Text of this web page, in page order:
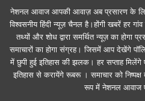
नेशनल आवाज आपकी आवाज़ अब प्रसारण के
विश्वसनीय हिंदी न्यूज़ चैनल है।होंगी खबरें हर
तथ्यों और शोध द्वारा समर्थित न्यूज़ का होगा
समाचारों का होगा संग्रह। जिसमें आप देखेंगे
में छुपी हुई इतिहास की झलक। हर सप्ताह
इतिहास से करायेंगे रूबरू । समाचार को
रूप में नेशनल आवाज